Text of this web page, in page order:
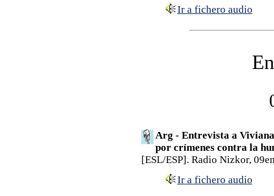
Ir a fichero audio
Arg - Entrevista a
por crímenes contra la
[ESL/ESP]. Radio Nizkor,
Ir a fichero audio